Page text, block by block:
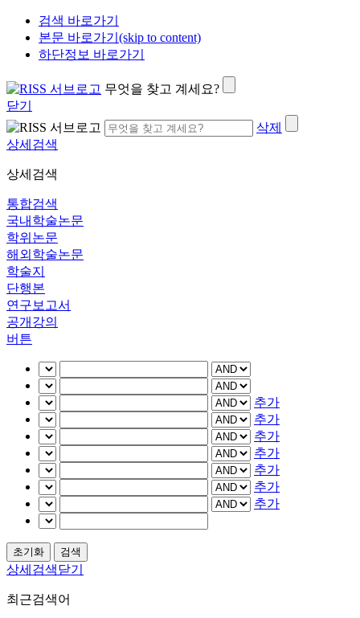
검색 바로가기
본문 바로가기(skip to content)
하단정보 바로가기
무엇을 찾고 계세요?
닫기
삭제
상세검색
상세검색
통합검색
국내학술논문
학위논문
해외학술논문
학술지
단행본
연구보고서
공개강의
버튼
추가
추가
추가
추가
추가
추가
추가
상세검색닫기
최근검색어